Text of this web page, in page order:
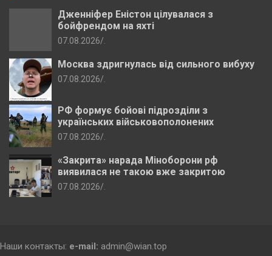
Дженніфер Еністон цілувалася з
бойфрендом на яхті
07.08.2026
Москва здригнулась від сильного вибуху
07.08.2026
РФ формує бойові підрозділи з
українських військовополонених
07.08.2026
«Закрита» нарада Міноборони рф
виявилася не такою вже закритою
07.08.2026
Наши контакты: e-mail: admin@wian.top